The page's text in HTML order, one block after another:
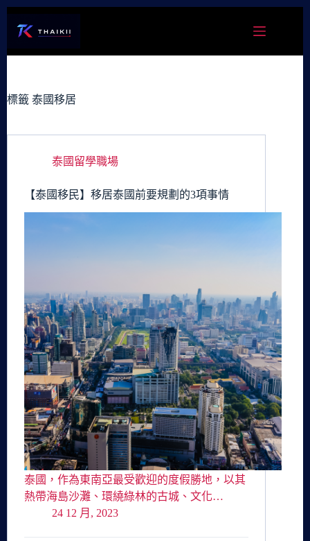
容
標籤 泰國移居
泰國留學職場
【泰國移民】移居泰國前要規劃的3項事情
泰國，作為東南亞最受歡迎的度假勝地，以其
熱帶海島沙灘、環繞綠林的古城、文化…
24 12 月, 2023